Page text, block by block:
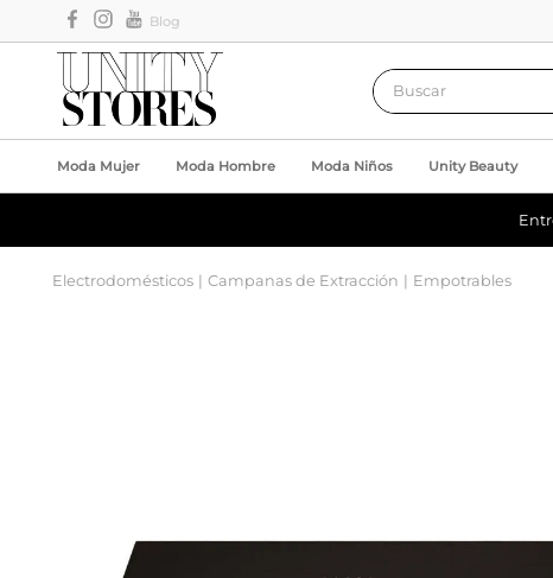
Blog
Buscar
Moda Mujer Moda Hombre Moda Niños Unity Beauty
Electrodomésticos Campanas de Extracción Empotrables